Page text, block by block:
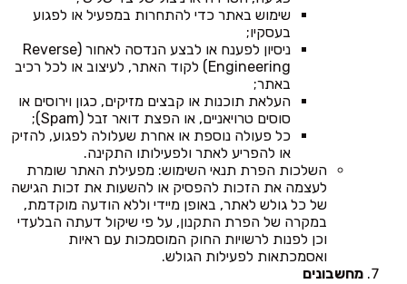
שימוש באתר כדי להתחרות במפעיל או לפגוע
בעסקיו;
ניסיון לפענח או לבצע הנדסה לאחור (Reverse
Engineering) לקוד האתר, לעיצוב או לכל רכיב
באתר;
העלאת תוכנות או קבצים מזיקים, כגון וירוסים או
סוסים טרויאניים, או הפצת דואר זבל (Spam);
כל פעולה נוספת או אחרת שעלולה לפגוע, להזיק
או להפריע לאתר ולפעילותו התקינה.
השלכות הפרת תנאי השימוש: מפעילת האתר שומרת
לעצמה את הזכות להפסיק או להשעות את זכות הגישה
של כל גולש לאתר, באופן מיידי וללא הודעה מוקדמת,
במקרה של הפרת התקנון, על פי שיקול דעתה הבלעדי
וכן לפנות לרשויות החוק המוסמכות עם ראיות
ואסמכתאות לפעילות הגולש.
מחשבונים